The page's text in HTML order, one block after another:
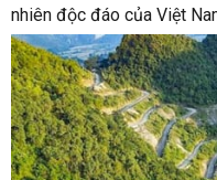
nhiên độc đáo của Việt